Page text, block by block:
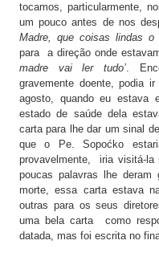
tocamos, particularmente,
um pouco antes de nos
Madre, que coisas lindas o
para a direção onde
madre vai ler tudo’.
gravemente doente, podia
agosto, quando eu estava
estado de saúde dela
carta para lhe dar um sinal
que o Pe. Sopoćko
provavelmente, iria visitá-la
poucas palavras lhe deram
morte, essa carta estava
outras para os seus
uma bela carta como
datada, mas foi escrita no